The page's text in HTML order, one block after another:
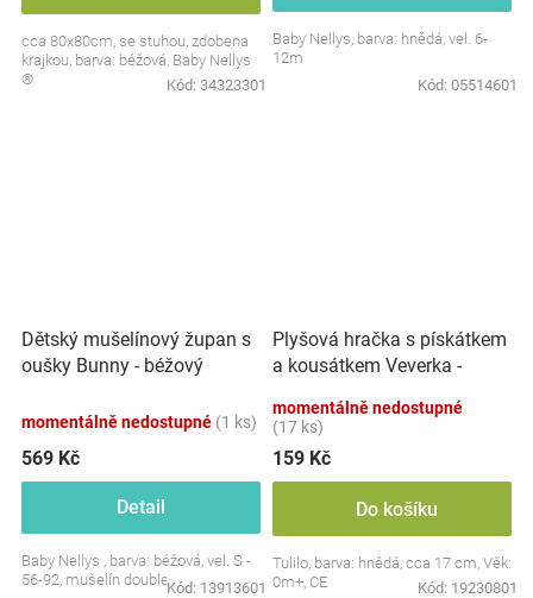
cca 80x80cm, se stuhou, zdobena
krajkou, barva: béžová, Baby Nellys
®
Kód: 34323301
Baby Nellys, barva: hnědá, vel. 6-
12m
Kód: 05514601
Dětský mušelínový župan s
oušky Bunny - béžový
momentálně nedostupné (1 ks)
569 Kč
Detail
Baby Nellys , barva: béžová, vel. S -
56-92, mušelín doubleKód: 13913601
Plyšová hračka s pískátkem
a kousátkem Veverka -
momentálně nedostupné
(17 ks)
159 Kč
Do košíku
Tulilo, barva: hnědá, cca 17 cm, Věk:
0m+, CE
Kód: 19230801